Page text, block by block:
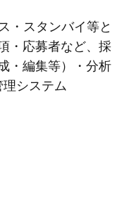
・スタンバイ等と
・応募者など、採
・編集等）・分析
システム